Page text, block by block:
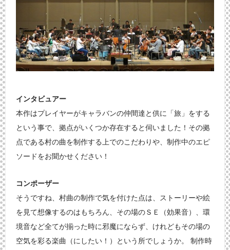
インタビュアー
本作はプレイヤーがキャラバンの仲間達と供に「旅」をする
という事で、拠点がいくつか存在すると伺いました！その拠
点である村の曲を制作する上でのこだわりや、制作中のエピ
ソードをお聞かせください！
コンポーザー
そうですね、村曲の制作で気を付けた点は、ストーリーや絵
を見て想像するのはもちろん、その場のＳＥ（効果音）、環
境音など全てが揃った時に邪魔にならず、けれどもその場の
空気を彩る楽曲（にしたい！）という所でしょうか。 制作時